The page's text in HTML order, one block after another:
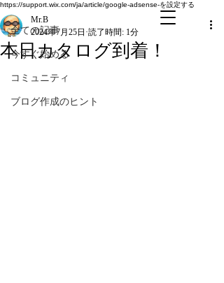
https://support.wix.com/ja/article/google-adsense-を設定する
全ての記事
今すぐ始める
コミュニティ
ブログ作成のヒント
本日カタログ到着！
Mr.B
2024年7月25日 読了時間: 1分